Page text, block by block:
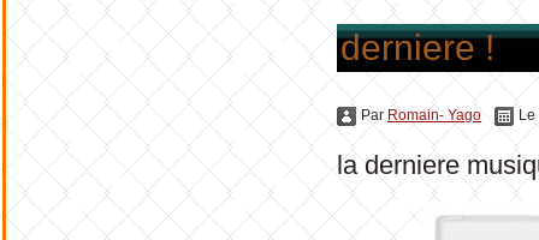
derniere !
ParRomain- Yago Le
la derniere